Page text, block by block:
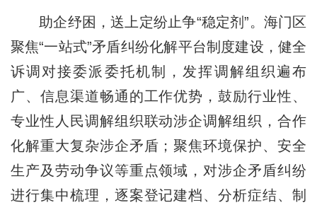
助企纾困，送上定纷止争“稳定剂”。海门区
聚焦“一站式”矛盾纠纷化解平台制度建设，健全
诉调对接委派委托机制，发挥调解组织遍布
广、信息渠道畅通的工作优势，鼓励行业性、
专业性人民调解组织联动涉企调解组织，合作
化解重大复杂涉企矛盾；聚焦环境保护、安全
生产及劳动争议等重点领域，对涉企矛盾纠纷
进行集中梳理，逐案登记建档、分析症结、制